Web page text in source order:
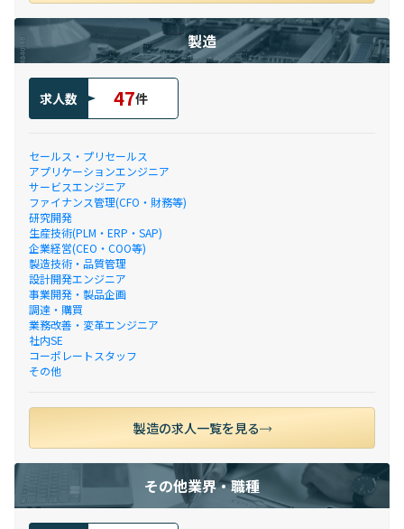
製造
求人数 47件
セールス・プリセールス
アプリケーションエンジニア
サービスエンジニア
ファイナンス管理(CFO・財務等)
研究開発
生産技術(PLM・ERP・SAP)
企業経営(CEO・COO等)
製造技術・品質管理
設計開発エンジニア
事業開発・製品企画
調達・購買
業務改善・変革エンジニア
社内SE
コーポレートスタッフ
その他
製造の求人一覧を見る
その他業界・職種